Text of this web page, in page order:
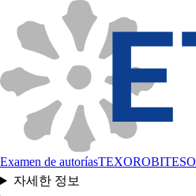
Examen de autoríasTEXOROBITESO
자세한 정보